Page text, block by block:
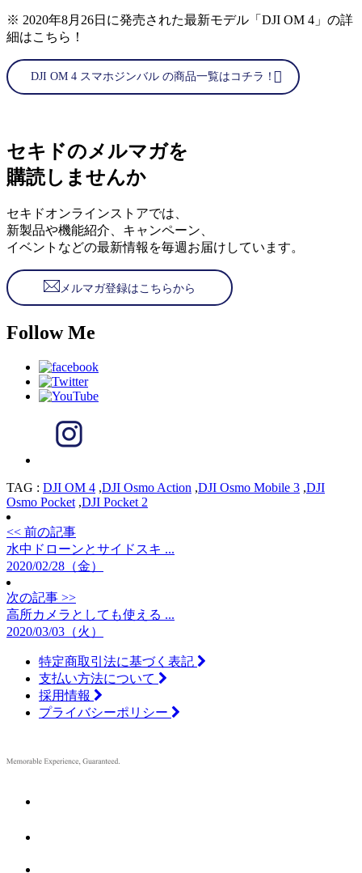
※ 2020年8月26日に発売された最新モデル「DJI OM 4」の詳
細はこちら！
DJI OM 4 スマホジンバル の商品一覧はコチラ！
セキドのメルマガを
購読しませんか
セキドオンラインストアでは、
新製品や機能紹介、キャンペーン、
イベントなどの最新情報を毎週お届けしています。
メルマガ登録はこちらから
Follow Me
TAG : DJI OM 4 ,DJI Osmo Action ,DJI Osmo Mobile 3 ,DJI
Osmo Pocket ,DJI Pocket 2
<< 前の記事
水中ドローンとサイドスキ ...
2020/02/28（金）
次の記事 >>
高所カメラとしても使える ...
2020/03/03（火）
特定商取引法に基づく表記
支払い方法について
採用情報
プライバシーポリシー